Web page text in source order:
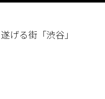
げる街「渋谷」